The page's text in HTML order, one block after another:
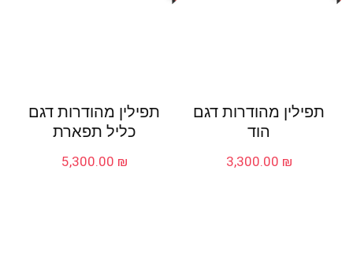
תפילין מהודרות דגם
הוד
3,300.00 ₪
תפילין מהודרות דגם
כליל תפארת
5,300.00 ₪